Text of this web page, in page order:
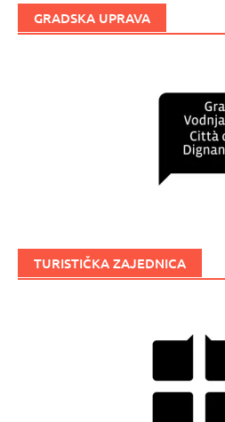
GRADSKA UPRAVA
TURISTIČKA ZAJEDNICA